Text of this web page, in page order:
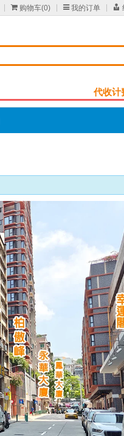
 购物车(0) 我的订单 
代收计